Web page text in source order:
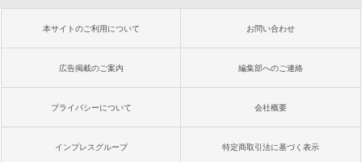
￥39,582
Robloxギフトカード - 2,000 Robux 【限
定バーチャルアイテムを含む】 【オンラ
ラインコード版
￥99
1冊ですべて身につくHTML & CSSとWe
bデザイン入門講座［第2版］
￥1,292
るさ自動調整、色調調節ライト、12週間
持続バッテリー、広告なし、メタリック
Amazon Kindle Colorsoft | 16GBストレ
ージ、防水、7インチカラーディスプレ
イ、色調調節ライト、最大8週間持続バッ
テリー、広告無し、ブラック (2025年発
本サイトのご利用について お問い合わせ
広告掲載のご案内 編集部へのご連絡
プライバシーについて 会社概要
インプレスグループ 特定商取引法に基づく表示